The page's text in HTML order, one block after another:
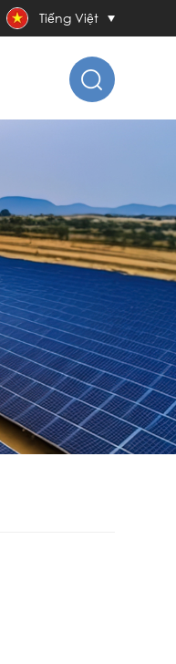
Tiếng Việt